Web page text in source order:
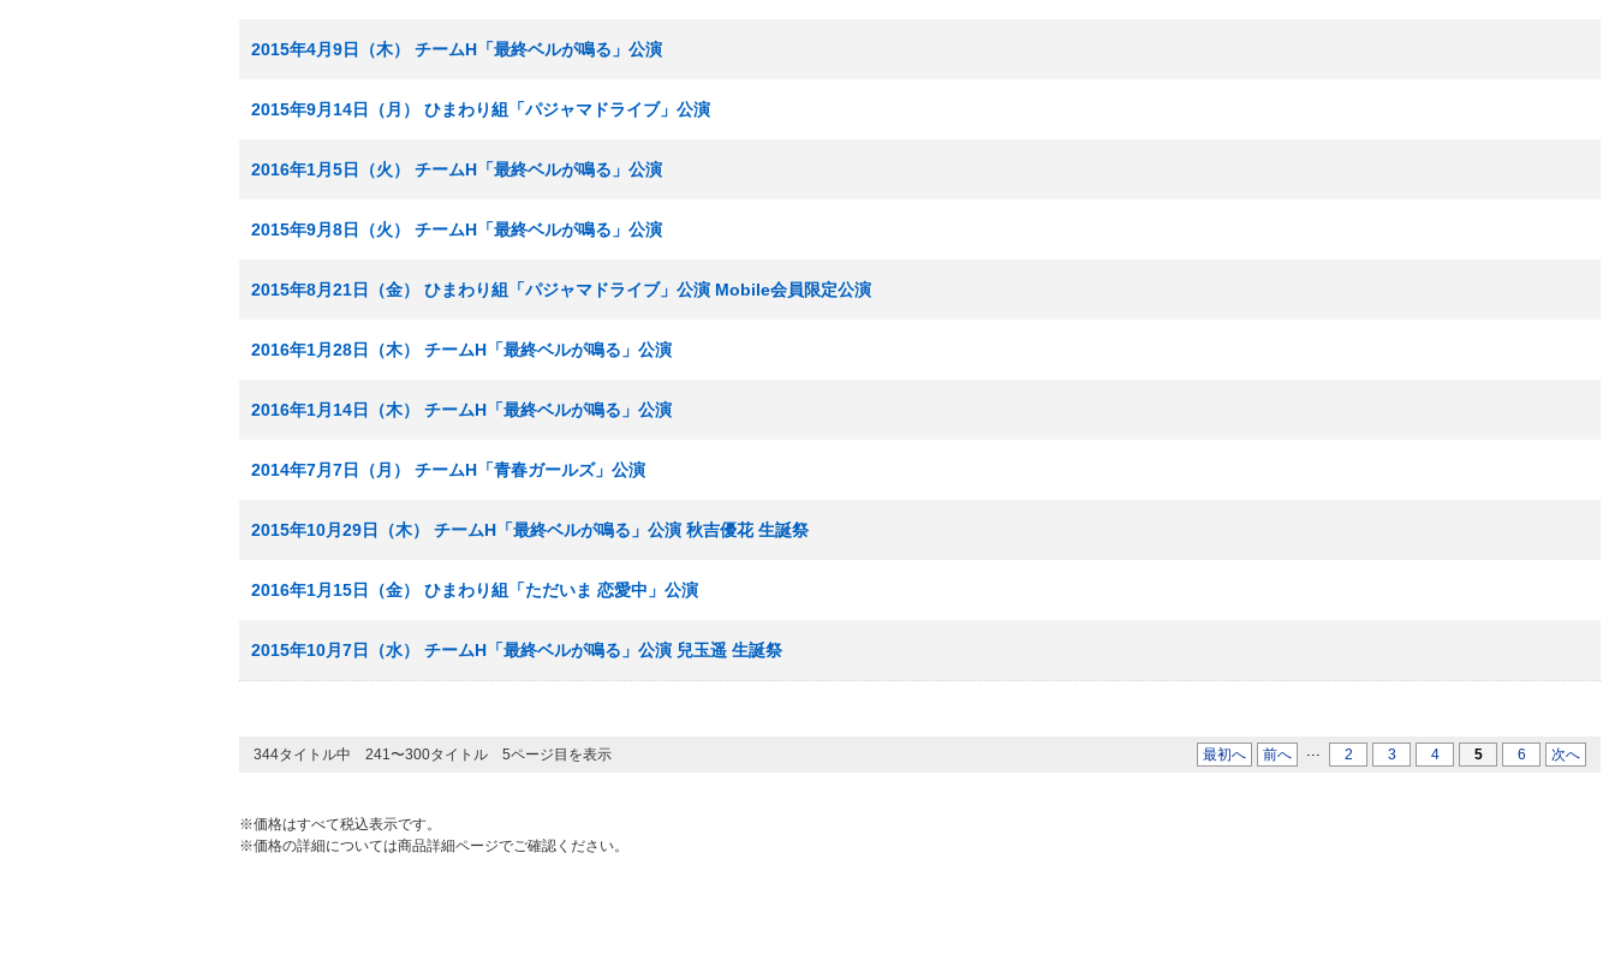
2015年4月9日（木） チームH「最終ベルが鳴る」公演
2015年9月14日（月） ひまわり組「パジャマドライブ」公演
2016年1月5日（火） チームH「最終ベルが鳴る」公演
2015年9月8日（火） チームH「最終ベルが鳴る」公演
2015年8月21日（金） ひまわり組「パジャマドライブ」公演 Mobile会員限定公演
2016年1月28日（木） チームH「最終ベルが鳴る」公演
2016年1月14日（木） チームH「最終ベルが鳴る」公演
2014年7月7日（月） チームH「青春ガールズ」公演
2015年10月29日（木） チームH「最終ベルが鳴る」公演 秋吉優花 生誕祭
2016年1月15日（金） ひまわり組「ただいま 恋愛中」公演
2015年10月7日（水） チームH「最終ベルが鳴る」公演 兒玉遥 生誕祭
344タイトル中 241〜300タイトル 5ページ目を表示 最初へ 前へ ... 2 3 4 5 6 次へ
※価格はすべて税込表示です。
※価格の詳細については商品詳細ページでご確認ください。